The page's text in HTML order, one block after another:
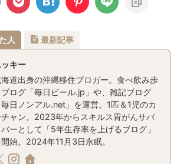
人 最新記事
キー
道出身の沖縄移住ブロガー。食べ飲み歩
ブログ「毎日ビール.jp」や、雑記ブログ
毎日ノンアル.net」を運営。1匹＆1児のカ
チャン。2023年からスキルス胃がんサバ
ーとして「5年生存率を上げるブログ」
始。2024年11月3日永眠。